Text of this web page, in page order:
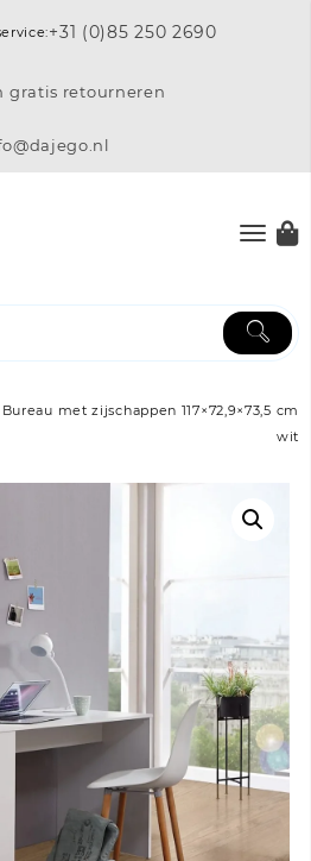
+31 (0)85 250 2690
gratis retourneren
met zijschappen 117×72,9×73,5 cm
wit